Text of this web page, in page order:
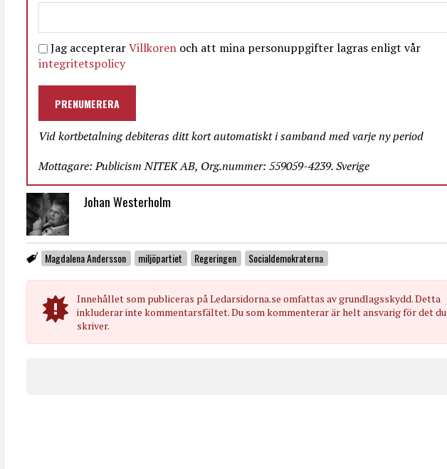
Jag accepterarVillkoren och att mina personuppgifter lagras enligt vår
integritetspolicy
PRENUMERERA
Vid kortbetalning debiteras ditt kort automatiskt i samband med varje ny period
Mottagare: Publicism NITEK AB, Org.nummer: 559059-4239. Sverige
Johan Westerholm
Magdalena Andersson miljöpartiet Regeringen Socialdemokraterna
Innehållet som publiceras på Ledarsidorna.se omfattas av grundlagsskydd. Detta
inkluderar inte kommentarsfältet. Du som kommenterar är helt ansvarig för det du
skriver.